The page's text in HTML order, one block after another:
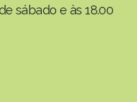
sábado e às 18.00